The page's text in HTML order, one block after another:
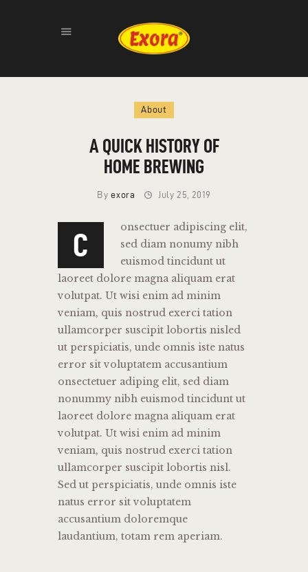
GALLERY
About
A QUICK HISTORY OF
HOME BREWING
By exora July 25, 2019
C
onsectuer adipiscing elit,
sed diam nonumy nibh
euismod tincidunt ut
laoreet dolore magna aliquam erat
volutpat. Ut wisi enim ad minim
veniam, quis nostrud exerci tation
ullamcorper suscipit lobortis nisled
ut perspiciatis, unde omnis iste natus
error sit voluptatem accusantium
onsectetuer adiping elit, sed diam
nonummy nibh euismod tincidunt ut
laoreet dolore magna aliquam erat
volutpat. Ut wisi enim ad minim
veniam, quis nostrud exerci tation
ullamcorper suscipit lobortis nisl.
Sed ut perspiciatis, unde omnis iste
natus error sit voluptatem
accusantium doloremque
laudantium, totam rem aperiam.